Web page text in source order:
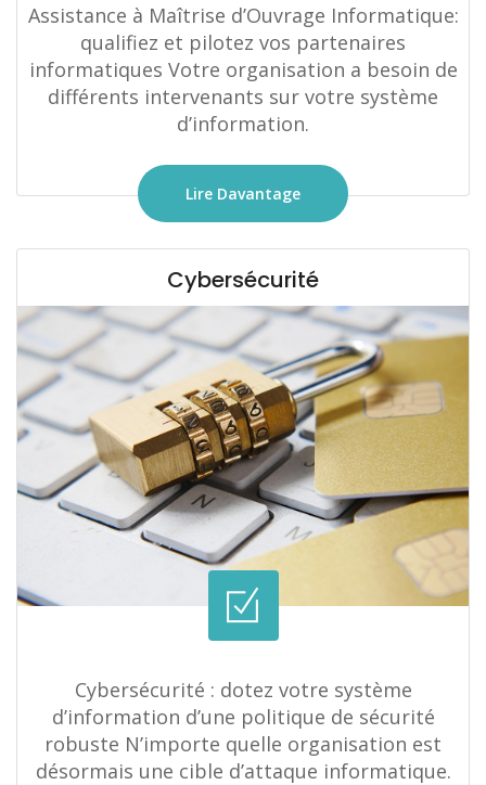
Assistance à Maîtrise d’Ouvrage Informatique:
qualifiez et pilotez vos partenaires
informatiques Votre organisation a besoin de
différents intervenants sur votre système
d’information.
Lire Davantage
Cybersécurité
Cybersécurité : dotez votre système
d’information d’une politique de sécurité
robuste N’importe quelle organisation est
désormais une cible d’attaque informatique.